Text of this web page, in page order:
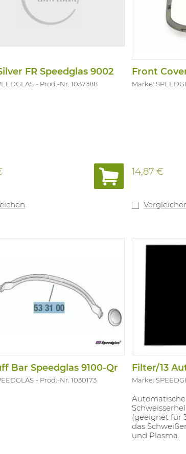
FR Speedglas 9002
Prod.-Nr. 1037388
Front
Marke:
14,87 €
Bar Speedglas 9100-Qr
Prod.-Nr. 1030173 Marke:
Automatische
(geeignet für
das
und Plasma.